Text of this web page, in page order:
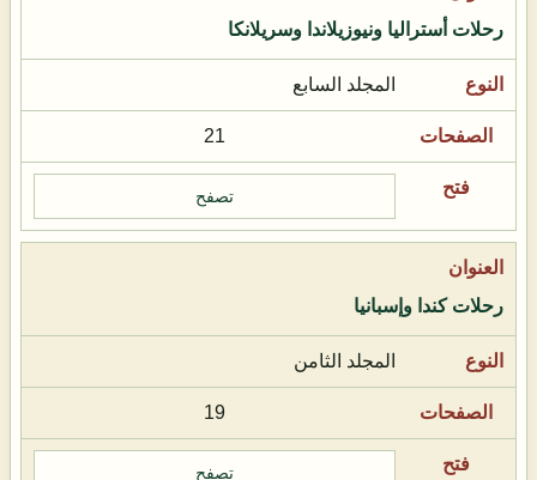
رحلات أستراليا ونيوزيلاندا وسريلانكا
المجلد السابع
21
تصفح
رحلات كندا وإسبانيا
المجلد الثامن
19
تصفح